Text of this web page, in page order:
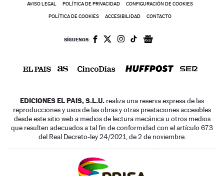
AVISO LEGAL POLÍTICA DE PRIVACIDAD CONFIGURACIÓN DE COOKIES
POLÍTICA DE COOKIES ACCESIBILIDAD CONTACTO
SÍGUENOS:
EDICIONES EL PAIS, S.L.U. realiza una reserva expresa de las
reproducciones y usos de las obras y otras prestaciones accesibles
desde este sitio web a medios de lectura mecánica u otros medios
que resulten adecuados a tal fin de conformidad con el artículo 67.3
del Real Decreto-ley 24/2021, de 2 de noviembre.